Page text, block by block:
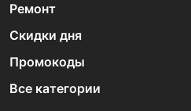
Ремонт
Скидки дня
Промокоды
Все категории